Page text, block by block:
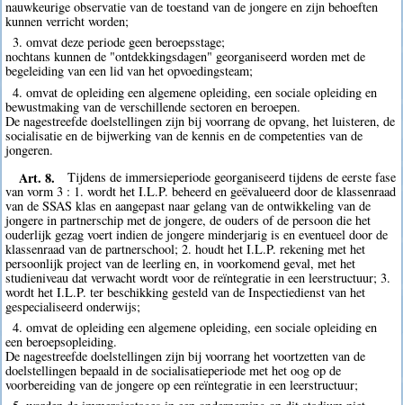
nauwkeurige observatie van de toestand van de jongere en zijn behoeften
kunnen verricht worden;
3. omvat deze periode geen beroepsstage;
nochtans kunnen de "ontdekkingsdagen" georganiseerd worden met de
begeleiding van een lid van het opvoedingsteam;
4. omvat de opleiding een algemene opleiding, een sociale opleiding en
bewustmaking van de verschillende sectoren en beroepen.
De nagestreefde doelstellingen zijn bij voorrang de opvang, het luisteren, de
socialisatie en de bijwerking van de kennis en de competenties van de
jongeren.
Art. 8.
Tijdens de immersieperiode georganiseerd tijdens de eerste fase
van vorm 3 : 1. wordt het I.L.P. beheerd en geëvalueerd door de klassenraad
van de SSAS klas en aangepast naar gelang van de ontwikkeling van de
jongere in partnerschip met de jongere, de ouders of de persoon die het
ouderlijk gezag voert indien de jongere minderjarig is en eventueel door de
klassenraad van de partnerschool; 2. houdt het I.L.P. rekening met het
persoonlijk project van de leerling en, in voorkomend geval, met het
studieniveau dat verwacht wordt voor de reïntegratie in een leerstructuur; 3.
wordt het I.L.P. ter beschikking gesteld van de Inspectiedienst van het
gespecialiseerd onderwijs;
4. omvat de opleiding een algemene opleiding, een sociale opleiding en
een beroepsopleiding.
De nagestreefde doelstellingen zijn bij voorrang het voortzetten van de
doelstellingen bepaald in de socialisatieperiode met het oog op de
voorbereiding van de jongere op een reïntegratie in een leerstructuur;